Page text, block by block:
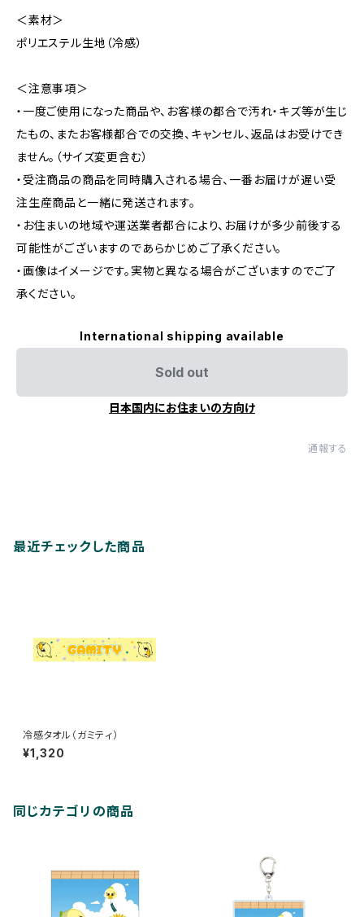
＜素材＞
ポリエステル生地（冷感）
＜注意事項＞
・一度ご使用になった商品や、お客様の都合で汚れ・キズ等が生じ
たもの、またお客様都合での交換、キャンセル、返品はお受けでき
ません。（サイズ変更含む）
・受注商品の商品を同時購入される場合、一番お届けが遅い受
注生産商品と一緒に発送されます。
・お住まいの地域や運送業者都合により、お届けが多少前後する
可能性がございますのであらかじめご了承ください。
・画像はイメージです。実物と異なる場合がございますのでご了
承ください。
International shipping available
Sold out
日本国内にお住まいの方向け
通報する
最近チェックした商品
冷感タオル（ガミティ）
¥1,320
同じカテゴリの商品